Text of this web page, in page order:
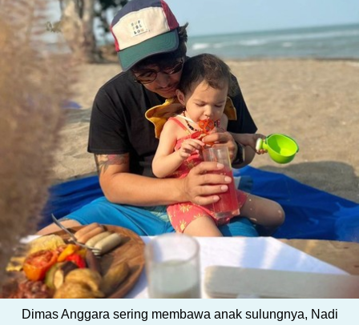
Dimas Anggara sering membawa anak sulungnya, Nadi